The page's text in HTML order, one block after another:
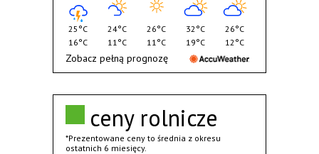
ceny rolnicze
*Prezentowane ceny to średnia z okresu
ostatnich 6 miesięcy.
25°C
16°C
24°C
11°C
26°C
11°C
32°C
19°C
26°C
12°C
Zobacz pełną prognozę